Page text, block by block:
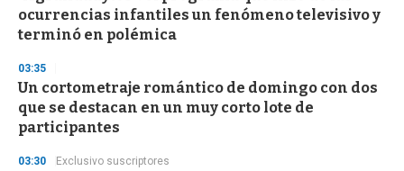
o
f
3
s
e
c
o
n
d
ocurrencias infantiles un fenómeno televisivo y
terminó en polémica
03:35
Un cortometraje romántico de domingo con dos
que se destacan en un muy corto lote de
participantes
03:30 Exclusivo suscriptores